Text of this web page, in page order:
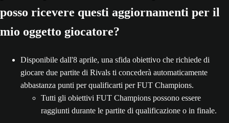
posso ricevere questi aggiornamenti per il
mio oggetto giocatore?
Disponibile dall'8 aprile, una sfida obiettivo che richiede di
giocare due partite di Rivals ti concederà automaticamente
abbastanza punti per qualificarti per FUT Champions.
Tutti gli obiettivi FUT Champions possono essere
raggiunti durante le partite di qualificazione o in finale.